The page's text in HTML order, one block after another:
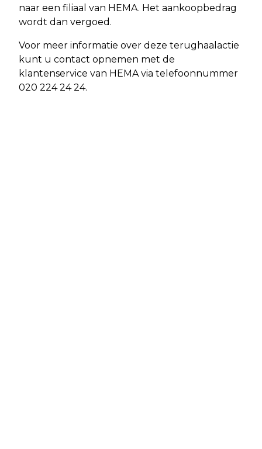
naar een filiaal van HEMA. Het aankoopbedrag
wordt dan vergoed.
Voor meer informatie over deze terughaalactie
kunt u contact opnemen met de
klantenservice van HEMA via telefoonnummer
020 224 24 24.